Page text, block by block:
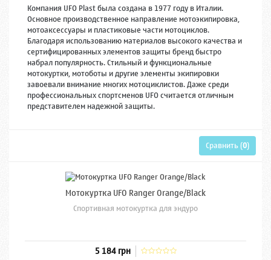
Компания UFO Plast была создана в 1977 году в Италии.
Основное производственное направление мотоэкипировка,
мотоаксессуары и пластиковые части мотоциклов.
Благодаря использованию материалов высокого качества и
сертифицированных элементов защиты бренд быстро
набрал популярность. Стильный и функциональные
мотокуртки, мотоботы и другие элементы экипировки
завоевали внимание многих мотоциклистов. Даже среди
профессиональных спортсменов UFO считается отличным
представителем надежной защиты.
Сравнить (0)
Мотокуртка UFO Ranger Orange/Black
Спортивная мотокуртка для эндуро
5 184 грн